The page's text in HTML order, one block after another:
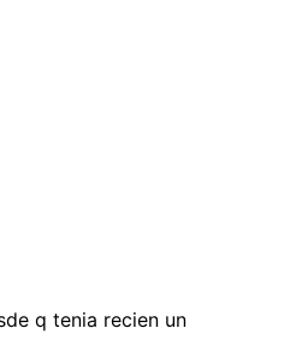
q tenia recien un